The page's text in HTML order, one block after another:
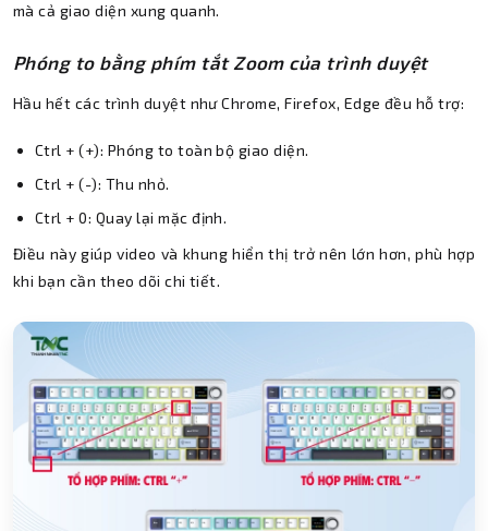
mà cả giao diện xung quanh.
Phóng to bằng phím tắt Zoom của trình duyệt
Hầu hết các trình duyệt như Chrome, Firefox, Edge đều hỗ trợ:
Ctrl + (+): Phóng to toàn bộ giao diện.
Ctrl + (-): Thu nhỏ.
Ctrl + 0: Quay lại mặc định.
Điều này giúp video và khung hiển thị trở nên lớn hơn, phù hợp
khi bạn cần theo dõi chi tiết.